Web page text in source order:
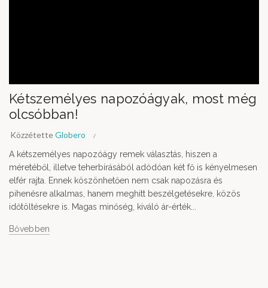
Kétszemélyes napozóágyak, most még
olcsóbban!
KözzétetteGlobero
A kétszemélyes napozóágy remek választás, hiszen a
méretéből, illetve teherbírásából adódóan két fő is kényelmesen
elfér rajta. Ennek köszönhetően nem csak napozásra és
pihenésre alkalmas, hanem meghitt beszélgetésekre, közös
időtöltésekre is. Magas minőség, kiváló ár-érték...
Bővebben